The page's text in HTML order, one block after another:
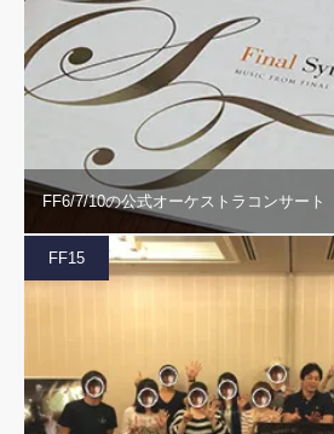
FF6/7/10の公式オーケストラコンサート
FF15